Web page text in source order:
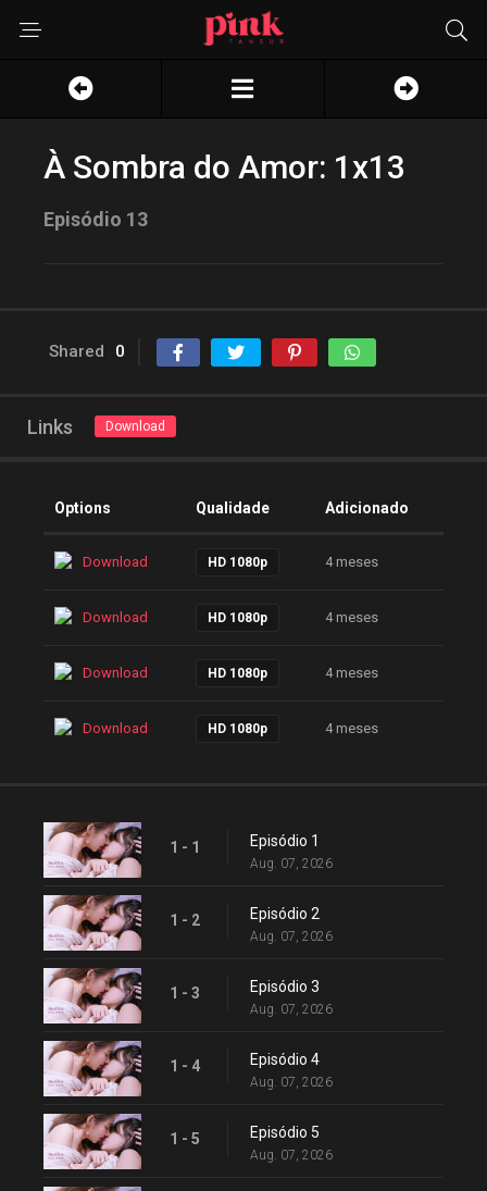
À Sombra do Amor: 1x13
Episódio 13
Shared 0
Links Download
Options Qualidade Adicionado
Download HD 1080p 4 meses
Download HD 1080p 4 meses
Download HD 1080p 4 meses
Download HD 1080p 4 meses
1 - 1 Episódio 1
Aug. 07, 2026
1 - 2 Episódio 2
Aug. 07, 2026
1 - 3 Episódio 3
Aug. 07, 2026
1 - 4 Episódio 4
Aug. 07, 2026
1 - 5 Episódio 5
Aug. 07, 2026